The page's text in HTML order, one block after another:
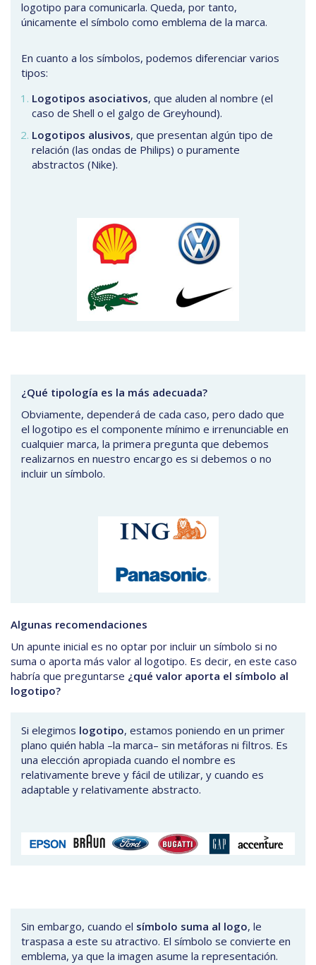
logotipo para comunicarla. Queda, por tanto,
únicamente el símbolo como emblema de la marca.
En cuanto a los símbolos, podemos diferenciar varios
tipos:
Logotipos asociativos, que aluden al nombre (el
caso de Shell o el galgo de Greyhound).
Logotipos alusivos, que presentan algún tipo de
relación (las ondas de Philips) o puramente
abstractos (Nike).
¿Qué tipología es la más adecuada?
Obviamente, dependerá de cada caso, pero dado que
el logotipo es el componente mínimo e irrenunciable en
cualquier marca, la primera pregunta que debemos
realizarnos en nuestro encargo es si debemos o no
incluir un símbolo.
Algunas recomendaciones
Un apunte inicial es no optar por incluir un símbolo si no
suma o aporta más valor al logotipo. Es decir, en este caso
habría que preguntarse ¿qué valor aporta el símbolo al
logotipo?
Si elegimos logotipo, estamos poniendo en un primer
plano quién habla –la marca– sin metáforas ni filtros. Es
una elección apropiada cuando el nombre es
relativamente breve y fácil de utilizar, y cuando es
adaptable y relativamente abstracto.
Sin embargo, cuando el símbolo suma al logo, le
traspasa a este su atractivo. El símbolo se convierte en
emblema, ya que la imagen asume la representación.